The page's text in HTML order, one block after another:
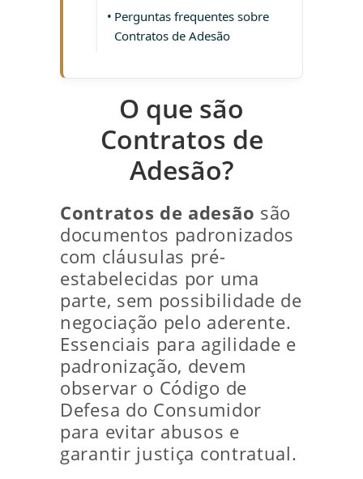
Perguntas frequentes sobre
Contratos de Adesão
O que são
Contratos de
Adesão?
Contratos de adesão são
documentos padronizados
com cláusulas pré-
estabelecidas por uma
parte, sem possibilidade de
negociação pelo aderente.
Essenciais para agilidade e
padronização, devem
observar o Código de
Defesa do Consumidor
para evitar abusos e
garantir justiça contratual.